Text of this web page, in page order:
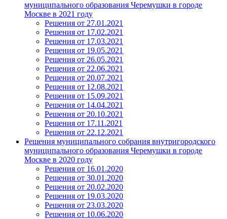
муниципального образования Черемушки в городе
Москве в 2021 году
Решения от 27.01.2021
Решения от 17.02.2021
Решения от 17.03.2021
Решения от 19.05.2021
Решения от 26.05.2021
Решения от 22.06.2021
Решения от 20.07.2021
Решения от 12.08.2021
Решения от 15.09.2021
Решения от 14.04.2021
Решения от 20.10.2021
Решения от 17.11.2021
Решения от 22.12.2021
Решения муниципального собрания внутригородского
муниципального образования Черемушки в городе
Москве в 2020 году
Решения от 16.01.2020
Решения от 30.01.2020
Решения от 20.02.2020
Решения от 19.03.2020
Решения от 23.03.2020
Решения от 10.06.2020